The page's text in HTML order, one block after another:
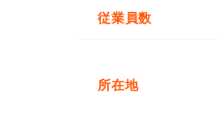
従業員数
所在地